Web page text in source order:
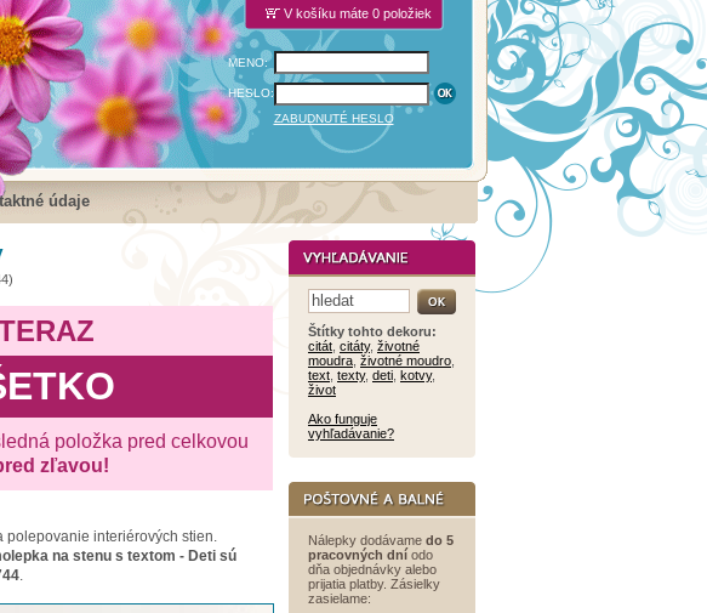
V košíku máte 0 položiek
MENO:
HESLO:
ZABUDNUTÉ HESLO
údaje
položka pred celkovou
zľavou!
polepovanie interiérových stien.
na stenu s textom - Deti sú
.
Štítky tohto dekoru:
citát citáty, životné
moudra životné moudro
text texty, deti kotvy,
život
Ako funguje
vyhľadávanie?
Nálepky dodávame do 5
pracovných dní odo
dňa objednávky alebo
prijatia platby. Zásielky
zasielame: